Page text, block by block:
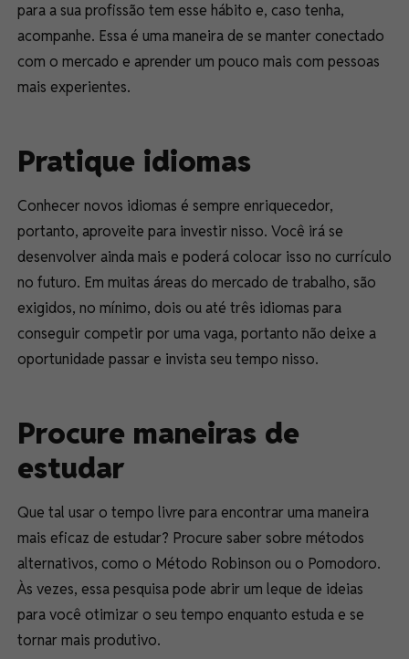
para a sua profissão tem esse hábito e, caso tenha,
acompanhe. Essa é uma maneira de se manter conectado
com o mercado e aprender um pouco mais com pessoas
mais experientes.
Pratique idiomas
Conhecer novos idiomas é sempre enriquecedor,
portanto, aproveite para investir nisso. Você irá se
desenvolver ainda mais e poderá colocar isso no currículo
no futuro. Em muitas áreas do mercado de trabalho, são
exigidos, no mínimo, dois ou até três idiomas para
conseguir competir por uma vaga, portanto não deixe a
oportunidade passar e invista seu tempo nisso.
Procure maneiras de
estudar
Que tal usar o tempo livre para encontrar uma maneira
mais eficaz de estudar? Procure saber sobre métodos
alternativos, como o Método Robinson ou o Pomodoro.
Às vezes, essa pesquisa pode abrir um leque de ideias
para você otimizar o seu tempo enquanto estuda e se
tornar mais produtivo.